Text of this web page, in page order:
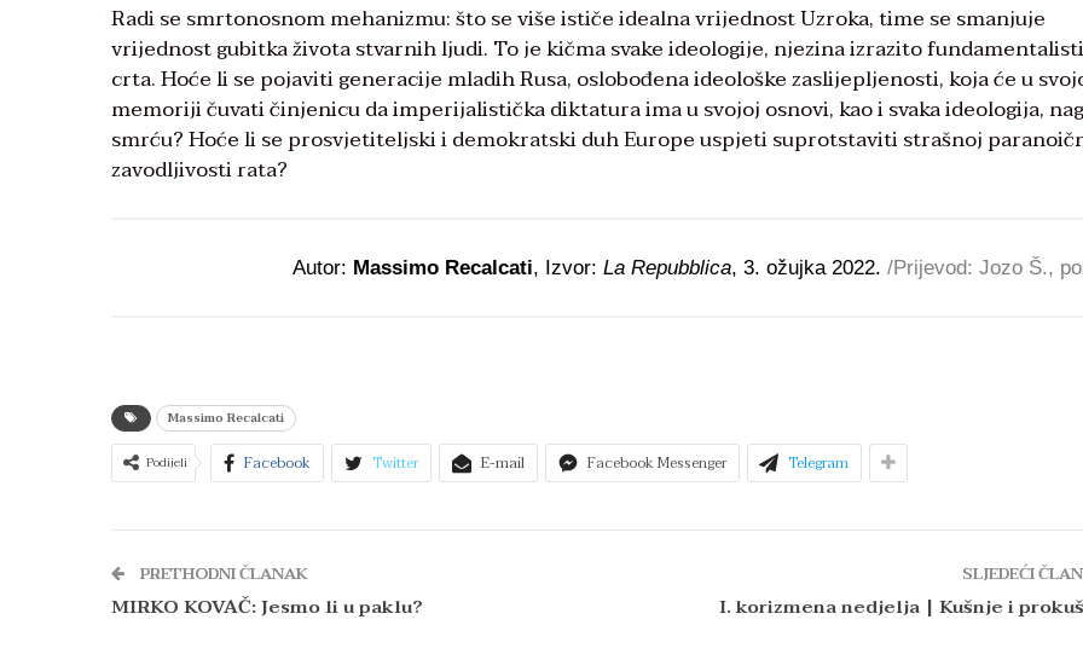
Radi se smrtonosnom mehanizmu: što se više ističe idealna vrijednost Uzroka, time se smanjuje
vrijednost gubitka života stvarnih ljudi. To je kičma svake ideologije, njezina izrazito
crta. Hoće li se pojaviti generacije mladih Rusa, oslobođena ideološke zaslijepljenosti, koja će u
memoriji čuvati činjenicu da imperijalistička diktatura ima u svojoj osnovi, kao i svaka ideologija,
smrću? Hoće li se prosvjetiteljski i demokratski duh Europe uspjeti suprotstaviti strašnoj
zavodljivosti rata?
Autor: Massimo Recalcati, Izvor: La Repubblica, 3. ožujka 2022. /Prijevod: Jozo Š.,
Massimo Recalcati
Podijeli Facebook Twitter E-mail Facebook Messenger Telegram
PRETHODNI ČLANAK
MIRKO KOVAČ: Jesmo li u paklu?
SLJEDEĆI
I. korizmena nedjelja | Kušnje i